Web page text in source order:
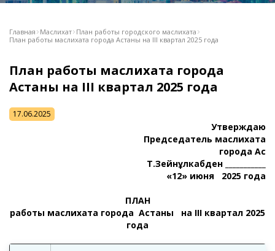
Главная Маслихат План работы городского маслихата
План работы маслихата города Астаны на III квартал 2025 года
План работы маслихата города
Астаны на III квартал 2025 года
17.06.2025
Утверждаю
Председатель маслихата
города Ас
Т.Зейнұлкабден
«12» июня
2025 года
ПЛАН
работы маслихата города Астаны на III квартал 2025
года